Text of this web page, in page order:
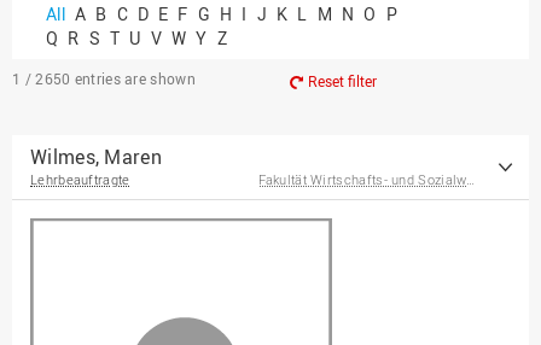
Chancengerechtigkeit
eLearning Competence
EU-Büro
Fakultät
Agrarwissenschaften und
und Informatik
Professor*innen im
All A B C D E F G H I J K L M N O P
Q R S T U V W Y Z
1 / 2650 entries are shown Reset filter
Wilmes, Maren
Lehrbeauftragte